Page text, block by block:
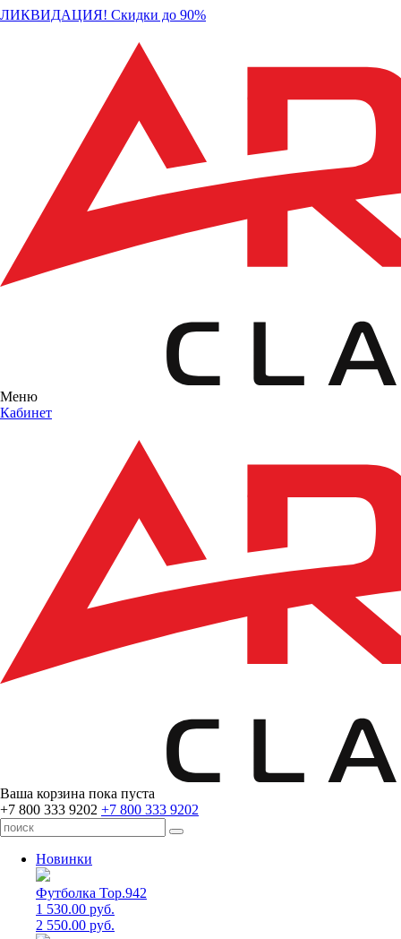
ЛИКВИДАЦИЯ! Скидки до 90%
Меню
Кабинет
Ваша корзина пока пуста
+7 800 333 9202 +7 800 333 9202
Новинки
Футболка Top.942
1 530.00 руб.
2 550.00 руб.